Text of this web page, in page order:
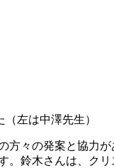
左は中澤先生）
々の発案と協力
鈴木さんは、ク